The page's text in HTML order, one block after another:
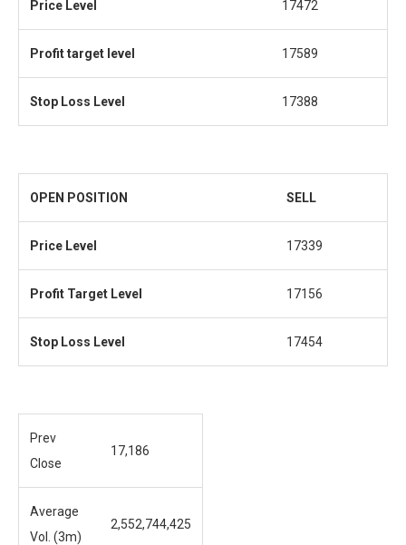
Price Level 17472
Profit target level 17589
Stop Loss Level 17388
OPEN POSITION SELL
Price Level 17339
Profit Target Level 17156
Stop Loss Level 17454
Prev
Close
17,186
Average
Vol. (3m)
2,552,744,425